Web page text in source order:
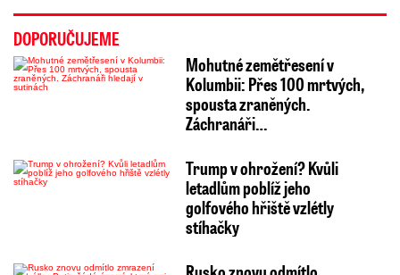
DOPORUČUJEME
Mohutné zemětřesení v
Kolumbii: Přes 100 mrtvých,
spousta zraněných.
Záchranáři…
Trump v ohrožení? Kvůli
letadlům poblíž jeho
golfového hřiště vzlétly
stíhačky